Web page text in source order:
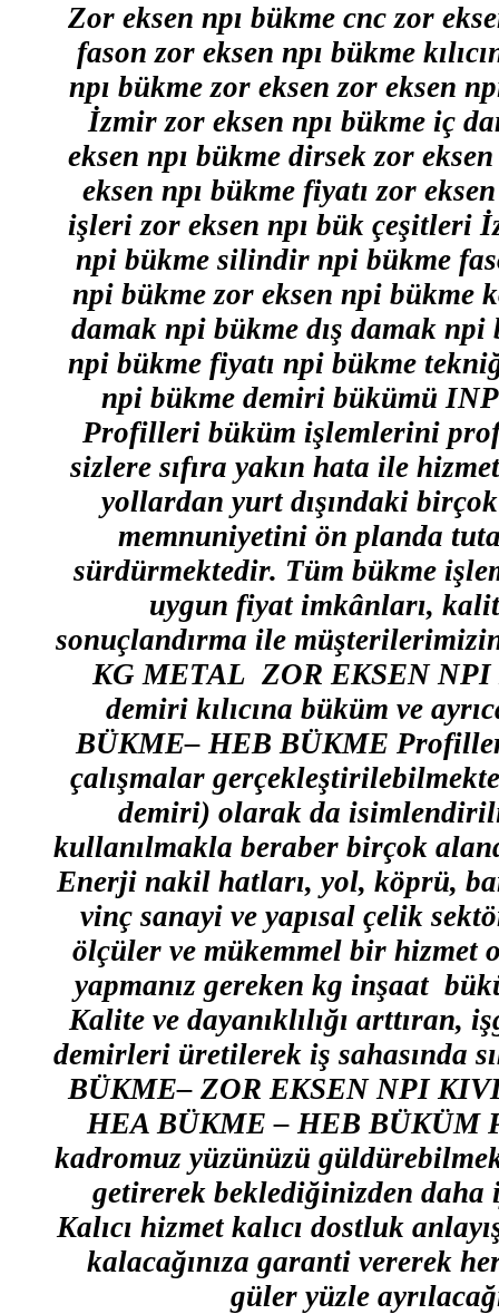
Zor eksen npı bükme cnc zor
fason zor eksen npı bükme
npı bükme zor eksen zor eksen
İzmir zor eksen npı bükme iç
eksen npı bükme dirsek zor
eksen npı bükme fiyatı zor
işleri zor eksen npı bük çeşitleri
npi bükme silindir npi bükme
npi bükme zor eksen npi bükme
damak npi bükme dış damak
npi bükme fiyatı npi bükme
npi bükme demiri bükümü
Profilleri büküm işlemlerini
sizlere sıfıra yakın hata ile
yollardan yurt dışındaki
memnuniyetini ön planda
sürdürmektedir. Tüm bükme
uygun fiyat imkânları,
sonuçlandırma ile
KG METAL ZOR EKSEN
demiri kılıcına büküm ve
BÜKME– HEB BÜKME
çalışmalar
demiri) olarak da
kullanılmakla beraber birçok
Enerji nakil hatları, yol, köprü,
vinç sanayi ve yapısal çelik
ölçüler ve mükemmel bir hizmet
yapmanız gereken kg inşaat
Kalite ve dayanıklılığı
demirleri üretilerek iş sahasında
BÜKME– ZOR EKSEN NPI
HEA BÜKME – HEB BÜKÜM
kadromuz yüzünüzü
getirerek beklediğinizden daha
Kalıcı hizmet kalıcı dostluk
kalacağınıza garanti vererek
güler yüzle